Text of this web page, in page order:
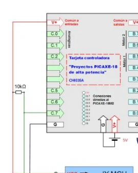
con
Picaxe